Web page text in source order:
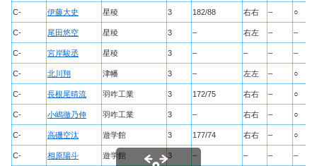
C- 伊藤大史 星稜 3 182/88 右右 – ○
C- 尾田悠空 星稜 3 – 右左 – –
C- 宮岸駿丞 星稜 3 – – – –
C- 北川翔 津幡 3 – 左左 – ○
C- 長根尾晴流 羽咋工業 3 172/75 右右 – ○
C- 小嶋徹乃伸 羽咋工業 3 – 右右 – ○
C- 高磯空汰 遊学館 3 177/74 右右 – ○
C- 相原陽斗 遊学館 3 – – – –